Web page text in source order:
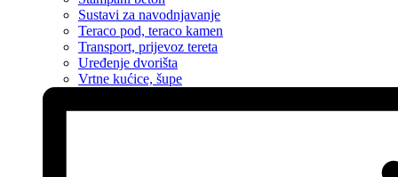
Sustavi za navodnjavanje
Teraco pod, teraco kamen
Transport, prijevoz tereta
Uređenje dvorišta
Vrtne kućice, šupe